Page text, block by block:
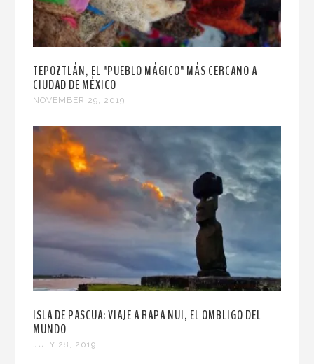
TEPOZTLÁN, EL "PUEBLO MÁGICO" MÁS CERCANO A
CIUDAD DE MÉXICO
NOVEMBER 29, 2019
ISLA DE PASCUA: VIAJE A RAPA NUI, EL OMBLIGO DEL
MUNDO
JULY 28, 2019